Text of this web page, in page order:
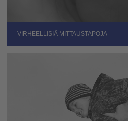
VIRHEELLISIÄ MITTAUSTAPOJA